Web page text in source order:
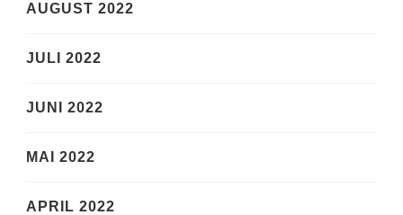
AUGUST 2022
JULI 2022
JUNI 2022
MAI 2022
APRIL 2022